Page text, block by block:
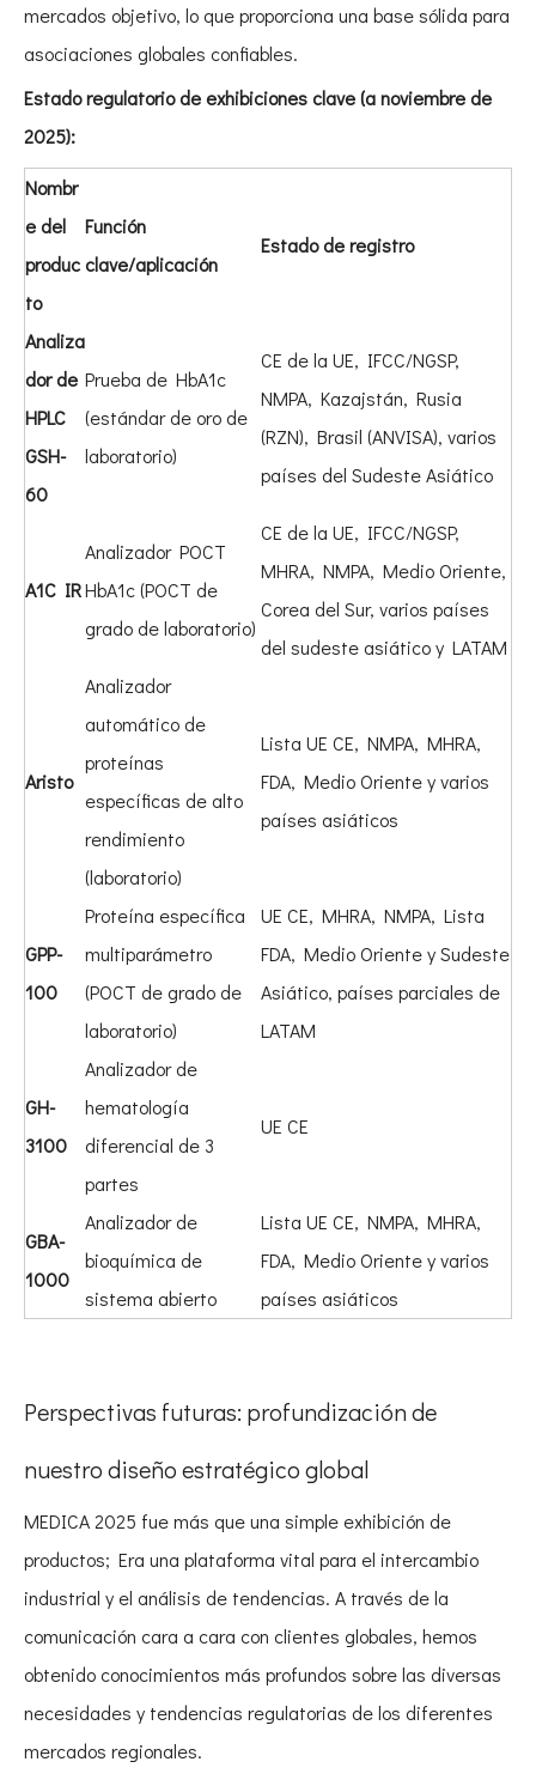
mercados objetivo, lo que proporciona una base sólida para
asociaciones globales confiables.
Estado regulatorio de exhibiciones clave (a noviembre de
2025):
Nombr
e del
produc
to
Función
clave/aplicación
Estado de registro
Analiza
dor de
HPLC
GSH-
60
Prueba de HbA1c
(estándar de oro de
laboratorio)
CE de la UE, IFCC/NGSP,
NMPA, Kazajstán, Rusia
(RZN), Brasil (ANVISA), varios
países del Sudeste Asiático
A1C IR
Analizador POCT
HbA1c (POCT de
grado de laboratorio)
CE de la UE, IFCC/NGSP,
MHRA, NMPA, Medio Oriente,
Corea del Sur, varios países
del sudeste asiático y LATAM
Aristo
Analizador
automático de
proteínas
específicas de alto
rendimiento
(laboratorio)
Lista UE CE, NMPA, MHRA,
FDA, Medio Oriente y varios
países asiáticos
GPP-
100
Proteína específica
multiparámetro
(POCT de grado de
laboratorio)
UE CE, MHRA, NMPA, Lista
FDA, Medio Oriente y Sudeste
Asiático, países parciales de
LATAM
GH-
3100
Analizador de
hematología
diferencial de 3
partes
UE CE
GBA-
1000
Analizador de
bioquímica de
sistema abierto
Lista UE CE, NMPA, MHRA,
FDA, Medio Oriente y varios
países asiáticos
Perspectivas futuras: profundización de
nuestro diseño estratégico global
MEDICA 2025 fue más que una simple exhibición de
productos; Era una plataforma vital para el intercambio
industrial y el análisis de tendencias. A través de la
comunicación cara a cara con clientes globales, hemos
obtenido conocimientos más profundos sobre las diversas
necesidades y tendencias regulatorias de los diferentes
mercados regionales.